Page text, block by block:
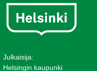
Julkaisija:
Helsingin kaupunki